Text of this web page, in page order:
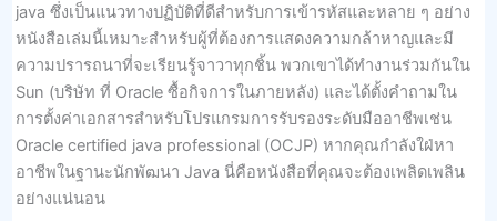
java ซึ่งเป็นแนวทางปฏิบัติที่ดีสำหรับการเข้ารหัสและหลาย ๆ อย่าง
หนังสือเล่มนี้เหมาะสำหรับผู้ที่ต้องการแสดงความกล้าหาญและมี
ความปรารถนาที่จะเรียนรู้จาวาทุกชิ้น พวกเขาได้ทำงานร่วมกันใน
Sun (บริษัท ที่ Oracle ซื้อกิจการในภายหลัง) และได้ตั้งคำถามใน
การตั้งค่าเอกสารสำหรับโปรแกรมการรับรองระดับมืออาชีพเช่น
Oracle certified java professional (OCJP) หากคุณกำลังใฝ่หา
อาชีพในฐานะนักพัฒนา Java นี่คือหนังสือที่คุณจะต้องเพลิดเพลิน
อย่างแน่นอน